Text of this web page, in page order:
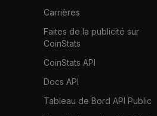
Carrières
Faites de la publicité sur
CoinStats
CoinStats API
Docs API
Tableau de Bord API Public